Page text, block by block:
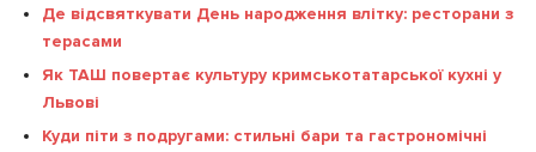
Де відсвяткувати День народження влітку: ресторани з
терасами
Як ТАШ повертає культуру кримськотатарської кухні у
Львові
Куди піти з подругами: стильні бари та гастрономічні